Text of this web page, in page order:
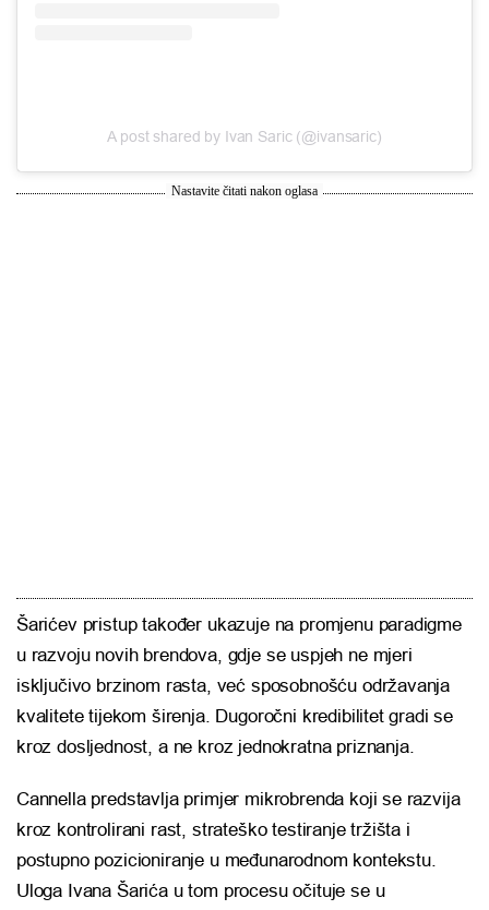
A post shared by Ivan Saric (@ivansaric)
Nastavite čitati nakon oglasa
Šarićev pristup također ukazuje na promjenu paradigme
u razvoju novih brendova, gdje se uspjeh ne mjeri
isključivo brzinom rasta, već sposobnošću održavanja
kvalitete tijekom širenja. Dugoročni kredibilitet gradi se
kroz dosljednost, a ne kroz jednokratna priznanja.
Cannella predstavlja primjer mikrobrenda koji se razvija
kroz kontrolirani rast, strateško testiranje tržišta i
postupno pozicioniranje u međunarodnom kontekstu.
Uloga Ivana Šarića u tom procesu očituje se u